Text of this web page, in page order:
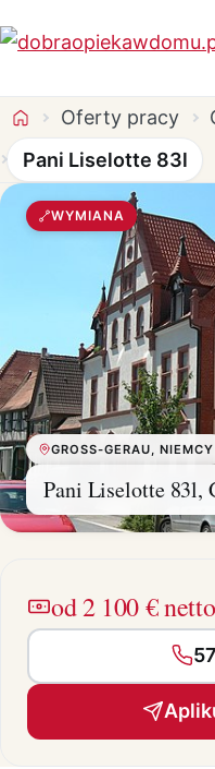
Oferty pracy
Pani Liselotte 83l
WYMIANA
GROSS-GERAU, NIEMCY
Pani Liselotte 83l,
od 2 100 €